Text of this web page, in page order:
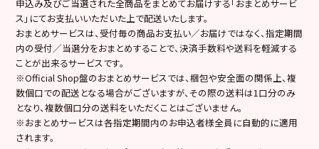
申込み及びご当選された全商品をまとめてお届けする「おまとめサービ
ス」にてお支払いいただいた上で配送いたします。
おまとめサービスは、受付毎の商品お支払い／お届けではなく、指定期間
内の受付／当選分をおまとめすることで、決済手数料や送料を軽減する
ことが出来るサービスです。
※Official Shop盤のおまとめサービスでは、梱包や安全面の関係上、複
数個口での配送となる場合がございますが、その際の送料は1口分のみ
となり、複数個口分の送料をいただくことはございません。
※おまとめサービスは各指定期間内のお申込者様全員に自動的に適用
されます。